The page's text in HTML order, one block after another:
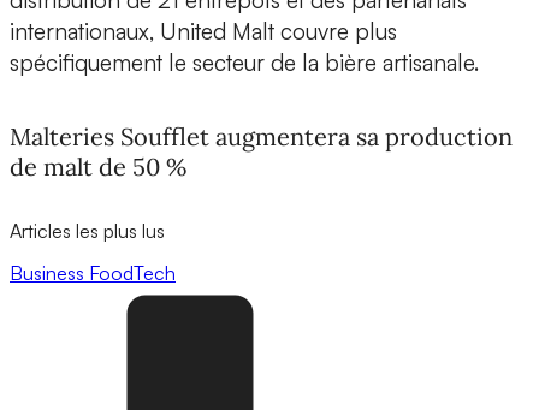
internationaux, United Malt couvre plus
spécifiquement le secteur de la bière artisanale.
Malteries Soufflet augmentera sa production
de malt de 50 %
Articles les plus lus
Business FoodTech